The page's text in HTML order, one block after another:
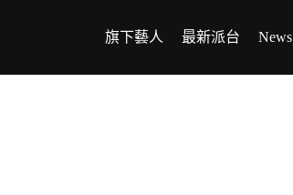
旗下藝人 最新派台 News